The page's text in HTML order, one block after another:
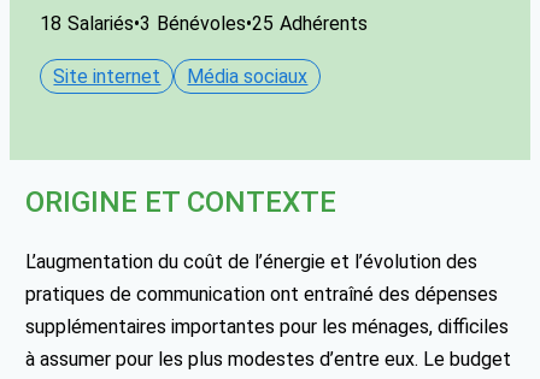
18 Salariés•3 Bénévoles•25 Adhérents
Site internet Média sociaux
ORIGINE ET CONTEXTE
L’augmentation du coût de l’énergie et l’évolution des
pratiques de communication ont entraîné des dépenses
supplémentaires importantes pour les ménages, difficiles
à assumer pour les plus modestes d’entre eux. Le budget